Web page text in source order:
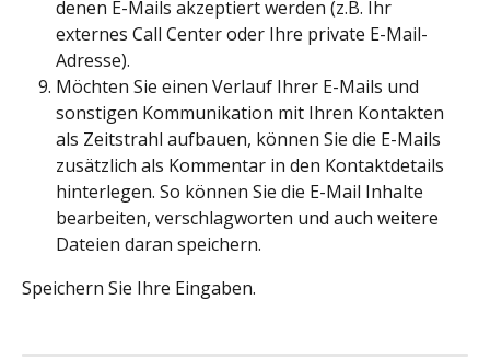
denen E-Mails akzeptiert werden (z.B. Ihr
externes Call Center oder Ihre private E-Mail-
Adresse).
Möchten Sie einen Verlauf Ihrer E-Mails und
sonstigen Kommunikation mit Ihren Kontakten
als Zeitstrahl aufbauen, können Sie die E-Mails
zusätzlich als Kommentar in den Kontaktdetails
hinterlegen. So können Sie die E-Mail Inhalte
bearbeiten, verschlagworten und auch weitere
Dateien daran speichern.
Speichern Sie Ihre Eingaben.